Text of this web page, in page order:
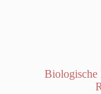
Biologische